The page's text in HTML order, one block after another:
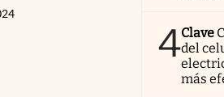
4Clave
del
más